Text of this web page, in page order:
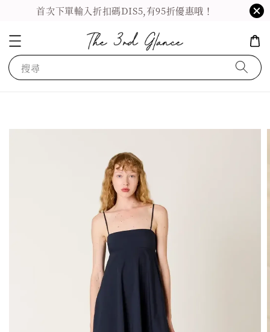
首次下單輸入折扣碼DIS5,有95折優惠哦！
搜尋